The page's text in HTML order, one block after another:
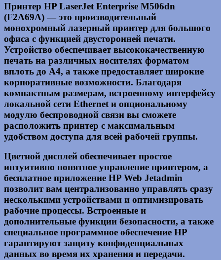
Принтер HP LaserJet Enterprise M506dn
(F2A69A) — это производительный
монохромный лазерный принтер для большого
офиса с функцией двусторонней печати.
Устройство обеспечивает высококачественную
печать на различных носителях форматом
вплоть до А4, а также предоставляет широкие
корпоративные возможности. Благодаря
компактным размерам, встроенному интерфейсу
локальной сети Ethernet и опциональному
модулю беспроводной связи вы сможете
расположить принтер с максимальным
удобством доступа для всей рабочей группы.
Цветной дисплей обеспечивает простое
интуитивно понятное управление принтером, а
бесплатное приложение HP Web Jetadmin
позволит вам централизованно управлять сразу
несколькими устройствами и оптимизировать
рабочие процессы. Встроенные и
дополнительные функции безопасности, а также
специальное программное обеспечение HP
гарантируют защиту конфиденциальных
данных во время их хранения и передачи.